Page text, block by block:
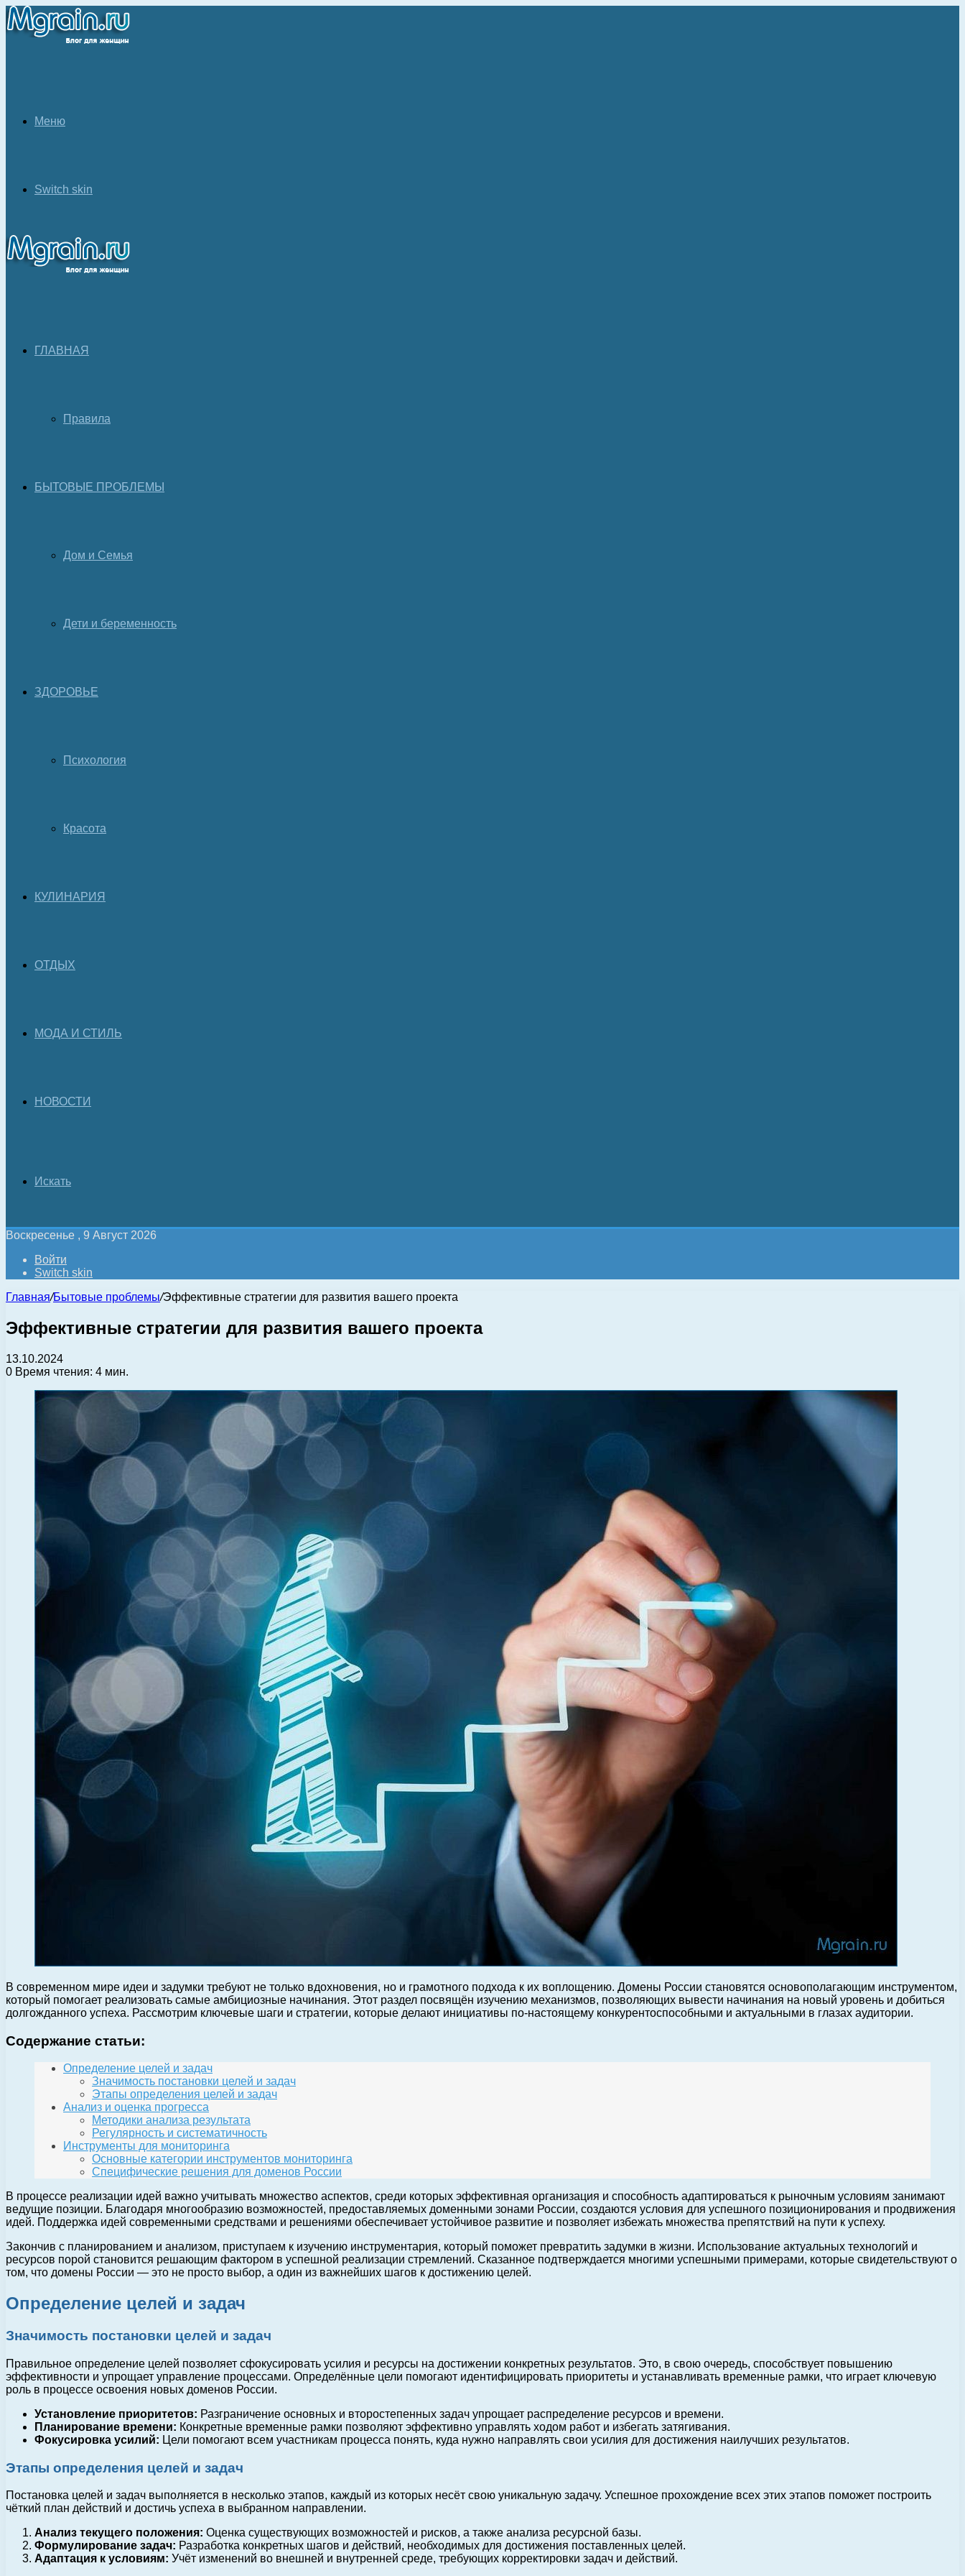
Меню
Switch skin
ГЛАВНАЯ
Правила
БЫТОВЫЕ ПРОБЛЕМЫ
Дом и Семья
Дети и беременность
ЗДОРОВЬЕ
Психология
Красота
КУЛИНАРИЯ
ОТДЫХ
МОДА И СТИЛЬ
НОВОСТИ
Искать
Воскресенье , 9 Август 2026
Войти
Switch skin
Главная/Бытовые проблемы/Эффективные стратегии для развития вашего проекта
Эффективные стратегии для развития вашего проекта
13.10.2024
0 Время чтения: 4 мин.
В современном мире идеи и задумки требуют не только вдохновения, но и грамотного подхода к их воплощению. Домены России становятся основополагающим инструментом,
который помогает реализовать самые амбициозные начинания. Этот раздел посвящён изучению механизмов, позволяющих вывести начинания на новый уровень и добиться
долгожданного успеха. Рассмотрим ключевые шаги и стратегии, которые делают инициативы по-настоящему конкурентоспособными и актуальными в глазах аудитории.
Содержание статьи:
Определение целей и задач
Значимость постановки целей и задач
Этапы определения целей и задач
Анализ и оценка прогресса
Методики анализа результата
Регулярность и систематичность
Инструменты для мониторинга
Основные категории инструментов мониторинга
Специфические решения для доменов России
В процессе реализации идей важно учитывать множество аспектов, среди которых эффективная организация и способность адаптироваться к рыночным условиям занимают
ведущие позиции. Благодаря многообразию возможностей, предоставляемых доменными зонами России, создаются условия для успешного позиционирования и продвижения
идей. Поддержка идей современными средствами и решениями обеспечивает устойчивое развитие и позволяет избежать множества препятствий на пути к успеху.
Закончив с планированием и анализом, приступаем к изучению инструментария, который поможет превратить задумки в жизни. Использование актуальных технологий и
ресурсов порой становится решающим фактором в успешной реализации стремлений. Сказанное подтверждается многими успешными примерами, которые свидетельствуют о
том, что домены России — это не просто выбор, а один из важнейших шагов к достижению целей.
Определение целей и задач
Значимость постановки целей и задач
Правильное определение целей позволяет сфокусировать усилия и ресурсы на достижении конкретных результатов. Это, в свою очередь, способствует повышению
эффективности и упрощает управление процессами. Определённые цели помогают идентифицировать приоритеты и устанавливать временные рамки, что играет ключевую
роль в процессе освоения новых доменов России.
Установление приоритетов: Разграничение основных и второстепенных задач упрощает распределение ресурсов и времени.
Планирование времени: Конкретные временные рамки позволяют эффективно управлять ходом работ и избегать затягивания.
Фокусировка усилий: Цели помогают всем участникам процесса понять, куда нужно направлять свои усилия для достижения наилучших результатов.
Этапы определения целей и задач
Постановка целей и задач выполняется в несколько этапов, каждый из которых несёт свою уникальную задачу. Успешное прохождение всех этих этапов поможет построить
чёткий план действий и достичь успеха в выбранном направлении.
Анализ текущего положения: Оценка существующих возможностей и рисков, а также анализа ресурсной базы.
Формулирование задач: Разработка конкретных шагов и действий, необходимых для достижения поставленных целей.
Адаптация к условиям: Учёт изменений во внешней и внутренней среде, требующих корректировки задач и действий.